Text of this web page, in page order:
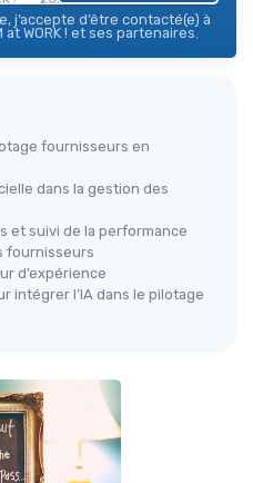
j’accepte d’être contacté(e) à
WORK ! et ses partenaires.
fournisseurs en
dans la gestion des
et suivi de la performance
fournisseurs
d’expérience
intégrer l’IA dans le pilotage